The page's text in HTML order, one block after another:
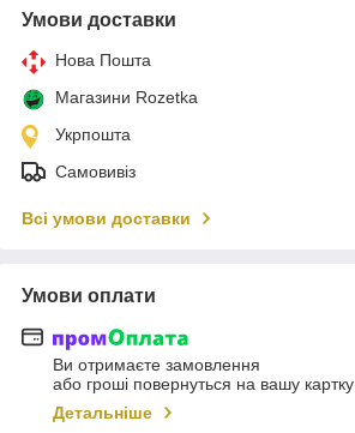
Умови доставки
Нова Пошта
Магазини Rozetka
Укрпошта
Самовивіз
Всі умови доставки
Умови оплати
Ви отримаєте замовлення
або гроші повернуться на вашу картку
Детальніше